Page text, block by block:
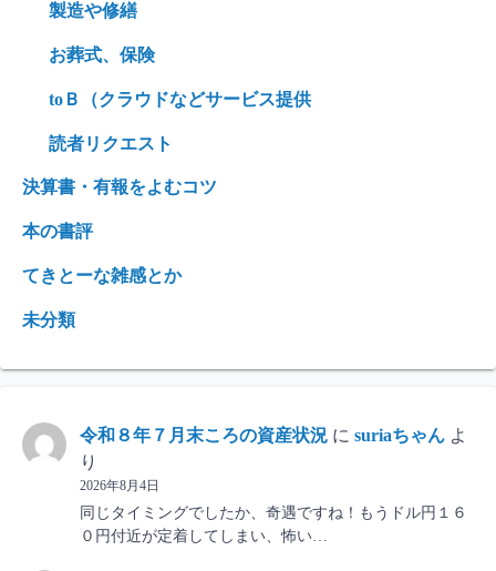
製造や修繕
お葬式、保険
toＢ（クラウドなどサービス提供
読者リクエスト
決算書・有報をよむコツ
本の書評
てきとーな雑感とか
未分類
令和８年７月末ころの資産状況 に suriaちゃん よ
り
2026年8月4日
同じタイミングでしたか、奇遇ですね！もうドル円１６
０円付近が定着してしまい、怖い…